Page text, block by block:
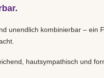
unendlich kombinierbar – ein
hautsympathisch und